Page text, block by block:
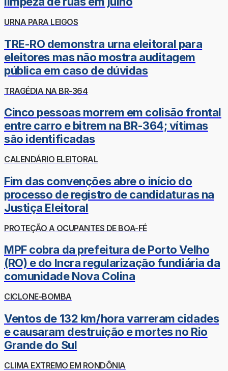
URNA PARA LEIGOS
TRE-RO demonstra urna eleitoral para
eleitores mas não mostra auditagem
pública em caso de dúvidas
TRAGÉDIA NA BR-364
Cinco pessoas morrem em colisão frontal
entre carro e bitrem na BR-364; vítimas
são identificadas
CALENDÁRIO ELEITORAL
Fim das convenções abre o início do
processo de registro de candidaturas na
Justiça Eleitoral
PROTEÇÃO A OCUPANTES DE BOA-FÉ
MPF cobra da prefeitura de Porto Velho
(RO) e do Incra regularização fundiária da
comunidade Nova Colina
CICLONE-BOMBA
Ventos de 132 km/hora varreram cidades
e causaram destruição e mortes no Rio
Grande do Sul
CLIMA EXTREMO EM RONDÔNIA